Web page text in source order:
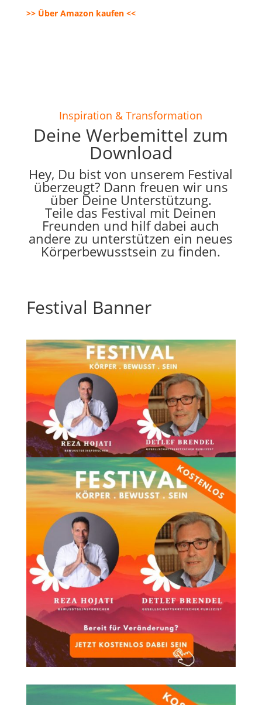
>> Über Amazon kaufen <<
Inspiration & Transformation
Deine Werbemittel zum
Download
Hey, Du bist von unserem Festival
überzeugt? Dann freuen wir uns
über Deine Unterstützung.
Teile das Festival mit Deinen
Freunden und hilf dabei auch
andere zu unterstützen ein neues
Körperbewusstsein zu finden.
Festival Banner